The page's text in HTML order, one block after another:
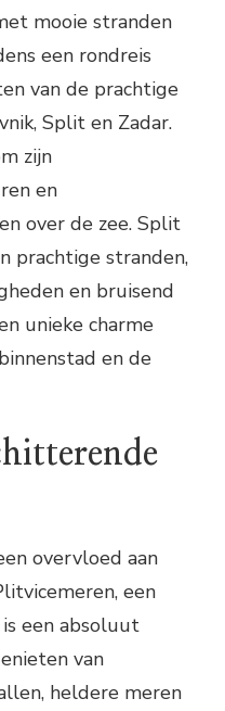
mooie stranden
een rondreis
van de prachtige
Split en Zadar.
zijn
en
over de zee. Split
prachtige stranden,
en bruisend
unieke charme
en de
overvloed aan
een
een absoluut
van
heldere meren